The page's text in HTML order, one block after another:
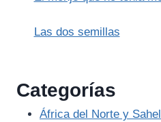
Las dos semillas
Categorías
África del Norte y Sahel